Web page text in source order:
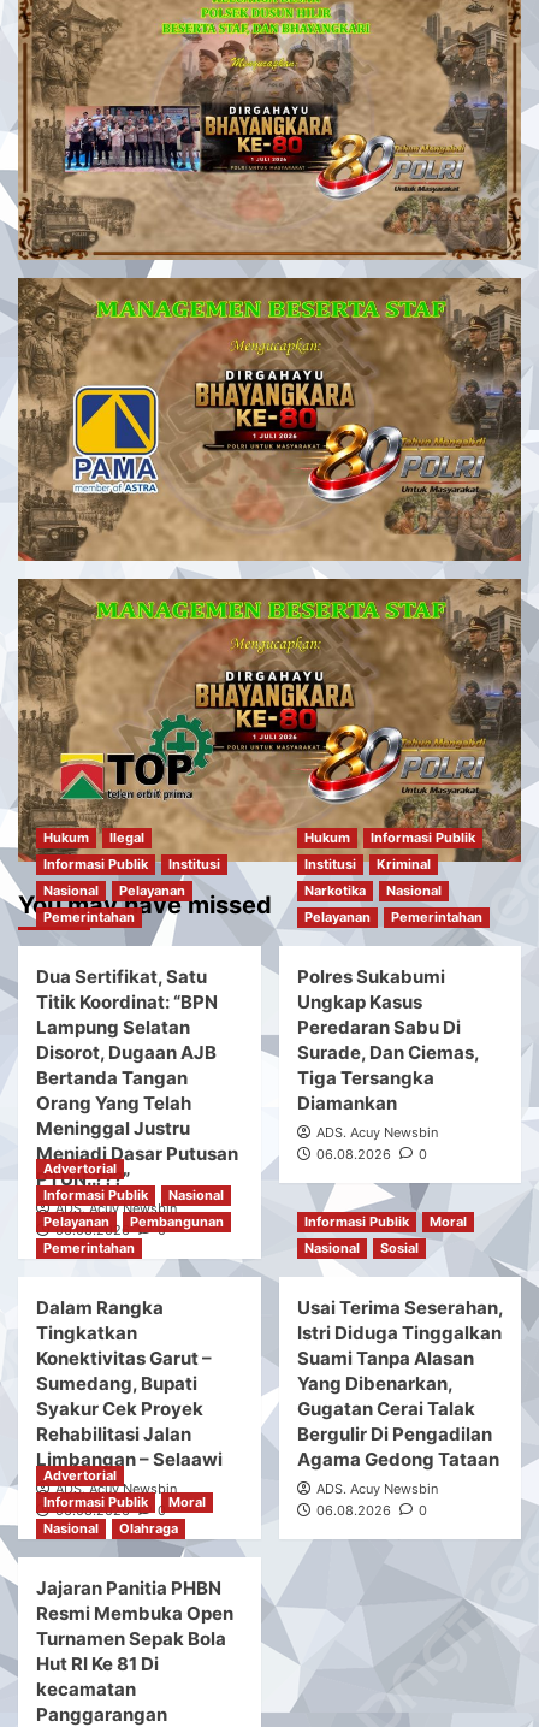
You may have missed
Hukum
Ilegal
Informasi Publik
Institusi
Nasional
Pelayanan
Pemerintahan
Dua Sertifikat, Satu
Titik Koordinat: “BPN
Lampung Selatan
Disorot, Dugaan AJB
Bertanda Tangan
Orang Yang Telah
Meninggal Justru
Menjadi Dasar Putusan
PTUN..???”
ADS. Acuy Newsbin
06.08.2026
0
Hukum
Informasi Publik
Institusi
Kriminal
Narkotika
Nasional
Pelayanan
Pemerintahan
Polres Sukabumi
Ungkap Kasus
Peredaran Sabu Di
Surade, Dan Ciemas,
Tiga Tersangka
Diamankan
ADS. Acuy Newsbin
06.08.2026
0
Advertorial
Informasi Publik
Nasional
Pelayanan
Pembangunan
Pemerintahan
Dalam Rangka
Tingkatkan
Konektivitas Garut –
Sumedang, Bupati
Syakur Cek Proyek
Rehabilitasi Jalan
Limbangan – Selaawi
ADS. Acuy Newsbin
06.08.2026
0
Informasi Publik
Moral
Nasional
Sosial
Usai Terima Seserahan,
Istri Diduga Tinggalkan
Suami Tanpa Alasan
Yang Dibenarkan,
Gugatan Cerai Talak
Bergulir Di Pengadilan
Agama Gedong Tataan
ADS. Acuy Newsbin
06.08.2026
0
Advertorial
Informasi Publik
Moral
Nasional
Olahraga
Jajaran Panitia PHBN
Resmi Membuka Open
Turnamen Sepak Bola
Hut RI Ke 81 Di
kecamatan
Panggarangan